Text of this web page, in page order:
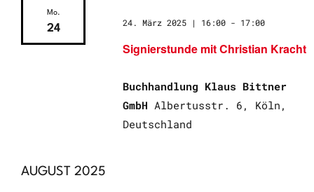
Mo.
24
Signierstunde mit Christian Kracht
24. März 2025 | 16:00 - 17:00
Buchhandlung Klaus Bittner
GmbH Albertusstr. 6, Köln,
Deutschland
AUGUST 2025